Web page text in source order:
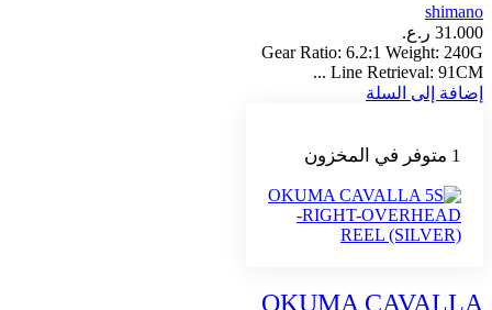
shimano
31.000 ر.ع.
Gear Ratio: 6.2:1 Weight: 240G
Line Retrieval: 91CM ...
إضافة إلى السلة
1 متوفر في المخزون
OKUMA CAVALLA